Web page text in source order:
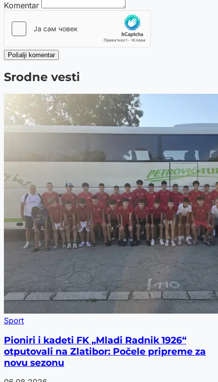
Komentar
Pošalji komentar
Srodne vesti
Sport
Pioniri i kadeti FK „Mladi Radnik 1926“
otputovali na Zlatibor: Počele pripreme za
novu sezonu